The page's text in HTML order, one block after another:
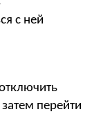
с ней
перейти